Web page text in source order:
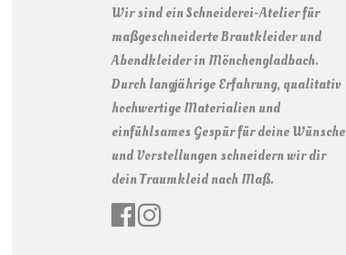
Wir sind ein Schneiderei-Atelier für
maßgeschneiderte Brautkleider und
Abendkleider in Mönchengladbach.
Durch langjährige Erfahrung, qualitativ
hochwertige Materialien und
einfühlsames Gespür für deine Wünsche
und Vorstellungen schneidern wir dir
dein Traumkleid nach Maß.